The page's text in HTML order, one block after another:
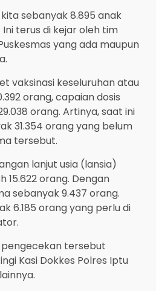
sebanyak 8.895 anak
terus di kejar oleh tim
yang ada maupun
vaksinasi keseluruhan atau
orang, capaian dosis
orang. Artinya, saat ini
31.354 orang yang belum
tersebut.
lanjut usia (lansia)
15.622 orang. Dengan
sebanyak 9.437 orang.
6.185 orang yang perlu di
tersebut
Kasi Dokkes Polres Iptu